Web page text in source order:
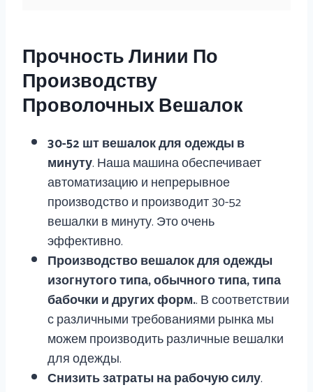
Прочность Линии По
Производству
Проволочных Вешалок
30-52 шт вешалок для одежды в
минуту. Наша машина обеспечивает
автоматизацию и непрерывное
производство и производит 30-52
вешалки в минуту. Это очень
эффективно.
Производство вешалок для одежды
изогнутого типа, обычного типа, типа
бабочки и других форм.. В соответствии
с различными требованиями рынка мы
можем производить различные вешалки
для одежды.
Снизить затраты на рабочую силу.